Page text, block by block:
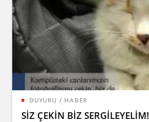
DUYURU / HABER
SİZ ÇEKİN BİZ SERGİLEYELİM!